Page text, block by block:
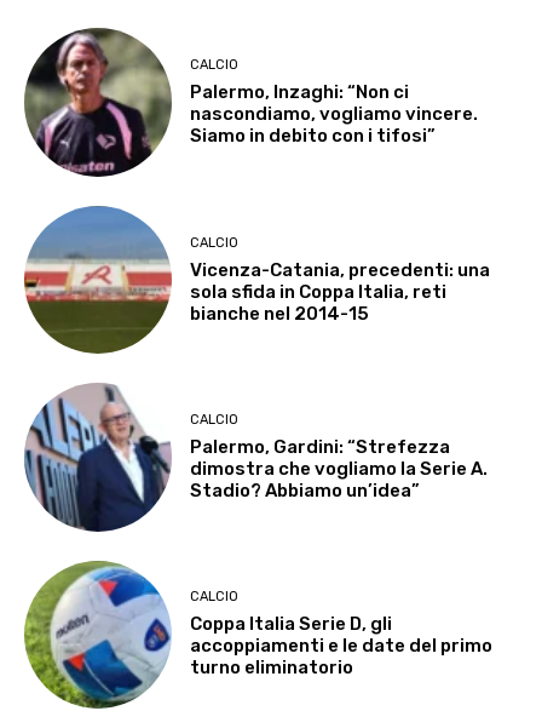
CALCIO
Palermo, Inzaghi: “Non ci
nascondiamo, vogliamo vincere.
Siamo in debito con i tifosi”
CALCIO
Vicenza-Catania, precedenti: una
sola sfida in Coppa Italia, reti
bianche nel 2014-15
CALCIO
Palermo, Gardini: “Strefezza
dimostra che vogliamo la Serie A.
Stadio? Abbiamo un’idea”
CALCIO
Coppa Italia Serie D, gli
accoppiamenti e le date del primo
turno eliminatorio